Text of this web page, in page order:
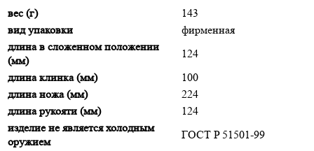
вес (г)
143
вид упаковки
фирменная
длина в сложенном положении
(мм)
124
длина клинка (мм)
100
длина ножа (мм)
224
длина рукояти (мм)
124
изделие не является холодным
оружием
ГОСТ P 51501-99